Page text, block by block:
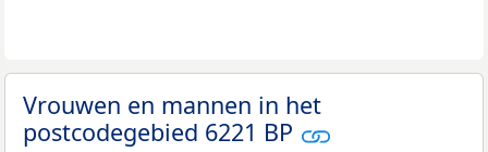
Vrouwen en mannen in het
postcodegebied 6221 BP